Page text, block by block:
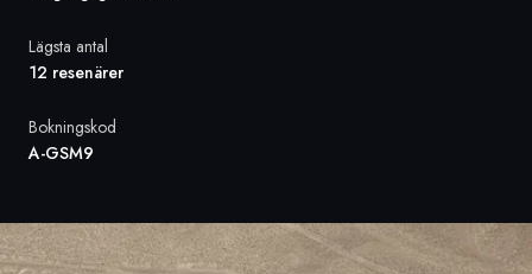
Norge
Lägsta antal
12 resenärer
Bokningskod
A-GSM9